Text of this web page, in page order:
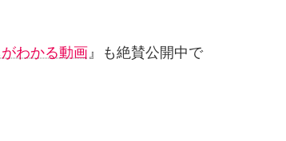
わかる動画』も絶賛公開中で